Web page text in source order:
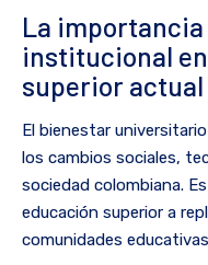
La
institucional
superior actual
El bienestar
los cambios sociales,
sociedad colombiana.
educación superior a
comunidades